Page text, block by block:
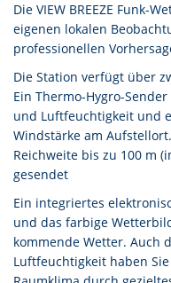
Die VIEW BREEZE Funk-
eigenen lokalen
professionellen
Die Station verfügt über
Ein Thermo-Hygro-
und Luftfeuchtigkeit und
Windstärke am
Reichweite bis zu 100 m
gesendet
Ein integriertes
und das farbige
kommende Wetter. Auch
Luftfeuchtigkeit haben